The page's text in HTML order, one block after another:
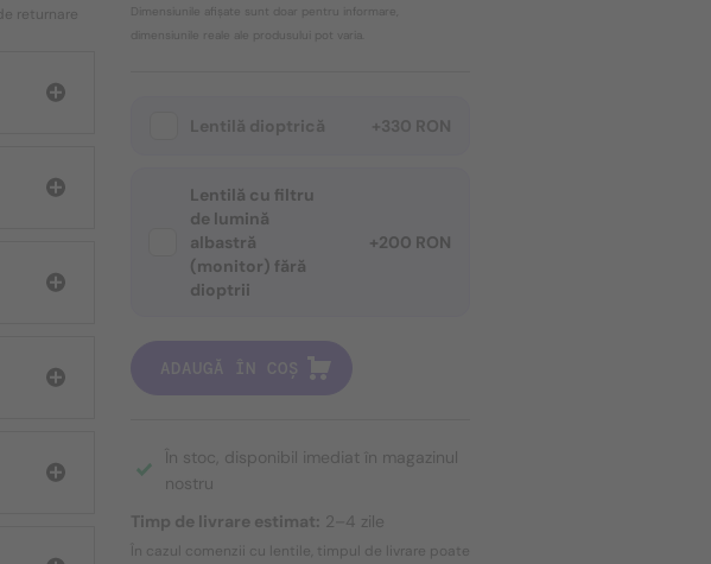
returnare
Dimensiunile afișate sunt doar pentru informare,
dimensiunile reale ale produsului pot varia.
Lentilă dioptrică +330 RON
Lentilă cu filtru
de lumină
albastră
(monitor) fără
dioptrii
+200 RON
ADAUGĂ ÎN COȘ
În stoc, disponibil imediat în magazinul
nostru
Timp de livrare estimat: 2–4 zile
În cazul comenzii cu lentile, timpul de livrare poate